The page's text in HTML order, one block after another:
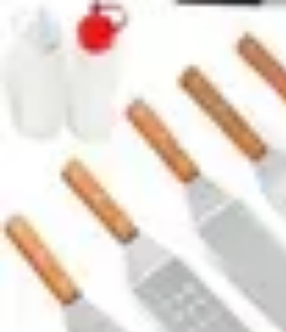
Gâteaux Maison
DécorationConseils Recettes
Gâteaux Maison